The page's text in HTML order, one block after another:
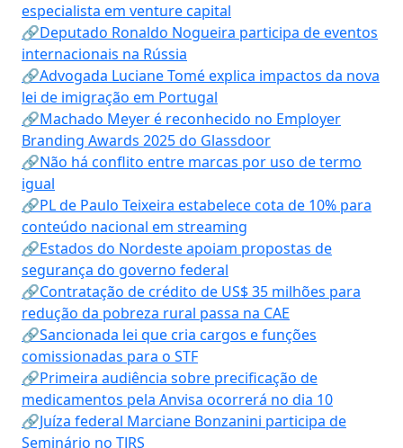
especialista em venture capital
🔗Deputado Ronaldo Nogueira participa de eventos
internacionais na Rússia
🔗Advogada Luciane Tomé explica impactos da nova
lei de imigração em Portugal
🔗Machado Meyer é reconhecido no Employer
Branding Awards 2025 do Glassdoor
🔗Não há conflito entre marcas por uso de termo
igual
🔗PL de Paulo Teixeira estabelece cota de 10% para
conteúdo nacional em streaming
🔗Estados do Nordeste apoiam propostas de
segurança do governo federal
🔗Contratação de crédito de US$ 35 milhões para
redução da pobreza rural passa na CAE
🔗Sancionada lei que cria cargos e funções
comissionadas para o STF
🔗Primeira audiência sobre precificação de
medicamentos pela Anvisa ocorrerá no dia 10
🔗Juíza federal Marciane Bonzanini participa de
Seminário no TJRS